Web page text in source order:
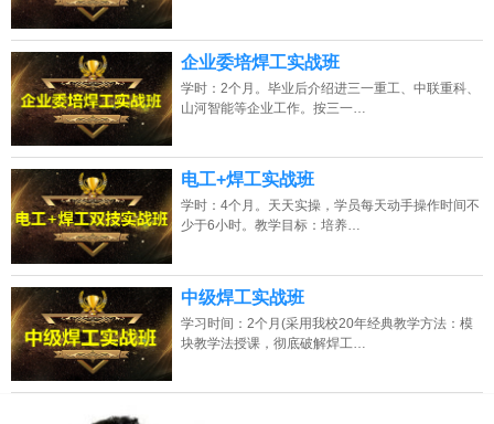
企业委培焊工实战班
学时：2个月。毕业后介绍进三一重工、中联重科、
山河智能等企业工作。按三一…
电工+焊工实战班
学时：4个月。天天实操，学员每天动手操作时间不
少于6小时。教学目标：培养…
中级焊工实战班
学习时间：2个月(采用我校20年经典教学方法：模
块教学法授课，彻底破解焊工…